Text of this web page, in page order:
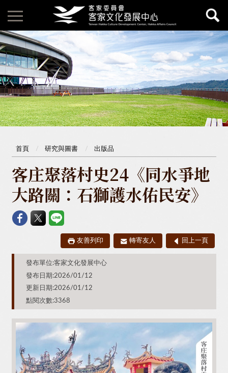
首頁 研究與圖書 出版品
客庄聚落村史24《同水爭地
大路關：石獅護水佑民安》
友善列印 轉寄友人 回上一頁
發布單位:客家文化發展中心
發布日期:2026/01/12
更新日期:2026/01/12
點閱次數:3368